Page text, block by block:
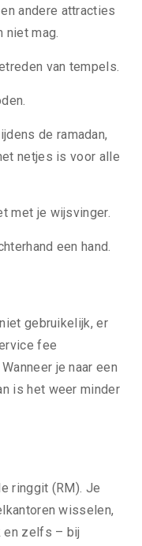
andere attracties
niet mag.
van tempels.
de ramadan,
netjes is voor alle
met je wijsvinger.
een hand.
gebruikelijk, er
fee
je naar een
is het weer minder
ringgit (RM). Je
wisselen,
en zelfs – bij